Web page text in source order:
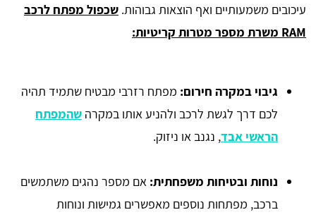
עיכובים משמעותיים ואף הוצאות גבוהות. שכפול מפתח לרכב
RAM משרת מספר מטרות קריטיות:
גיבוי במקרה חירום: מפתח רזרבי מבטיח שתמיד תהיה
לכם דרך לגשת לרכב ולהניע אותו במקרה שהמפתח
הראשי אבד, נגנב או ניזוק.
נוחות ובטיחות משפחתית: אם מספר נהגים משתמשים
ברכב, מפתחות נוספים מאפשרים גמישות ונוחות